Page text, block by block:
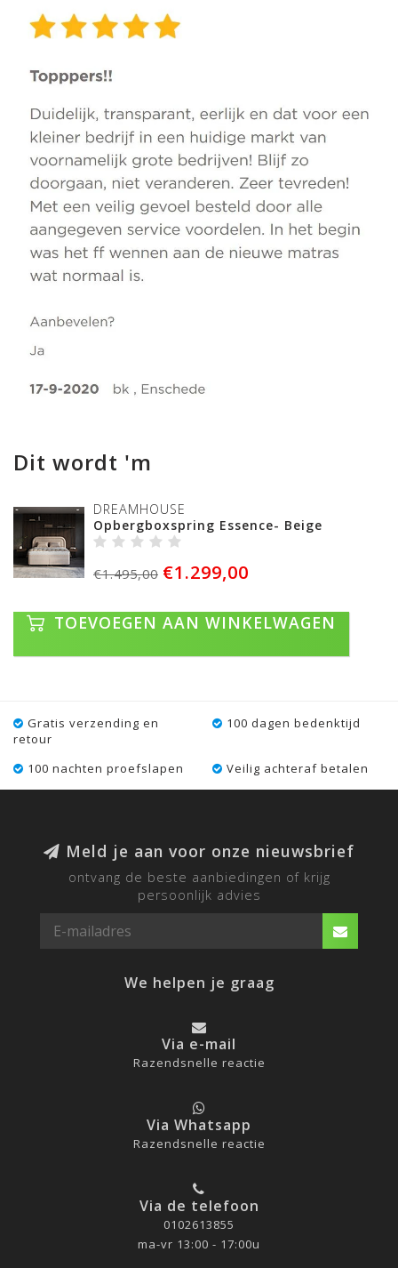
Dit wordt 'm
DREAMHOUSE
Opbergboxspring Essence- Beige
€1.495,00 €1.299,00
TOEVOEGEN AAN WINKELWAGEN
Gratis verzending en
retour
100 dagen bedenktijd
100 nachten proefslapen Veilig achteraf betalen
Meld je aan voor onze nieuwsbrief
ontvang de beste aanbiedingen of krijg
persoonlijk advies
We helpen je graag
Via e-mail
Razendsnelle reactie
Via Whatsapp
Razendsnelle reactie
Via de telefoon
0102613855
ma-vr 13:00 - 17:00u